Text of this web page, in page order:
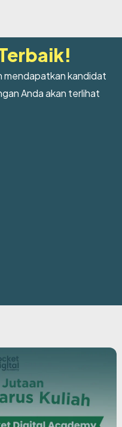
mendapatkan kandidat
Anda akan terlihat